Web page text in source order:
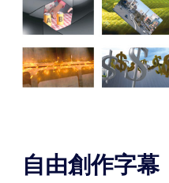
自由創作字幕